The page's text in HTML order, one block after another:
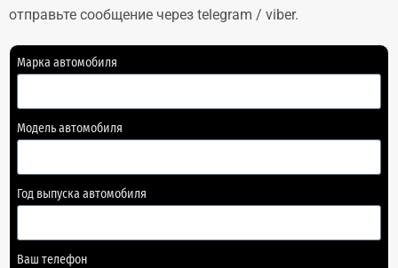
отправьте сообщение через telegram / viber.
Марка автомобиля
Модель автомобиля
Год выпуска автомобиля
Ваш телефон